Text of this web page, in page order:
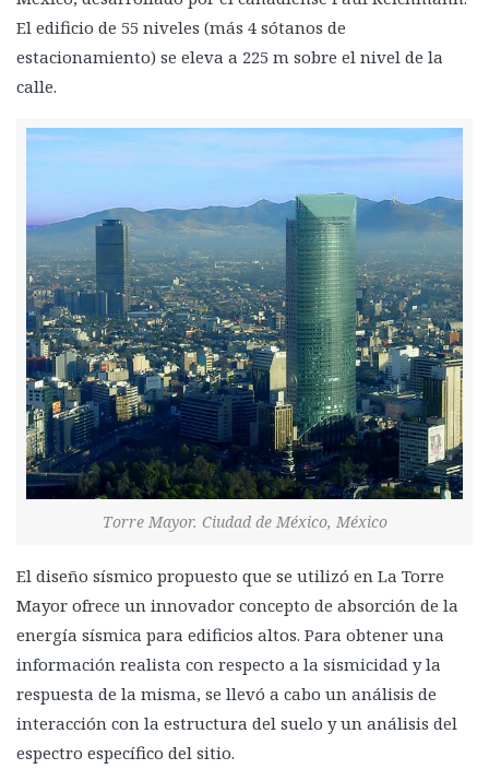
El edificio de 55 niveles (más 4 sótanos de
estacionamiento) se eleva a 225 m sobre el nivel de la
calle.
Torre Mayor. Ciudad de México, México
El diseño sísmico propuesto que se utilizó en La Torre
Mayor ofrece un innovador concepto de absorción de la
energía sísmica para edificios altos. Para obtener una
información realista con respecto a la sismicidad y la
respuesta de la misma, se llevó a cabo un análisis de
interacción con la estructura del suelo y un análisis del
espectro específico del sitio.